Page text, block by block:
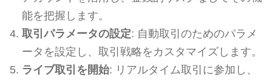
能を把握します。
取引パラメータの設定: 自動取引のためのパラメ
ータを設定し、取引戦略をカスタマイズします。
ライブ取引を開始: リアルタイム取引に参加し、